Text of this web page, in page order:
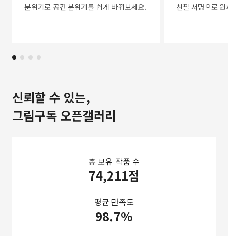
분위기로 공간 분위기를 쉽게 바꿔보세요.
친필 서명으로
신뢰할 수 있는,
그림구독 오픈갤러리
총 보유 작품 수
74,211점
평균 만족도
98.7%